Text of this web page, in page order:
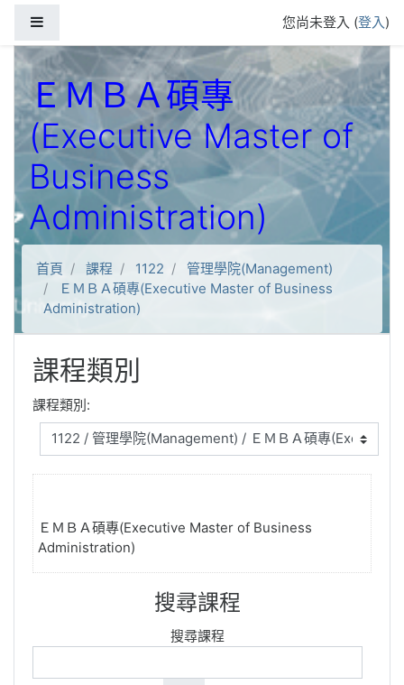
您尚未登入 (登入)
ＥＭＢＡ碩專
(Executive Master of
Business
Administration)
首頁 課程 1122
管理學院(Management)
ＥＭＢＡ碩專(Executive Master of Business
Administration)
課程類別
課程類別:
ＥＭＢＡ碩專(Executive Master of Business
Administration)
搜尋課程
搜尋課程